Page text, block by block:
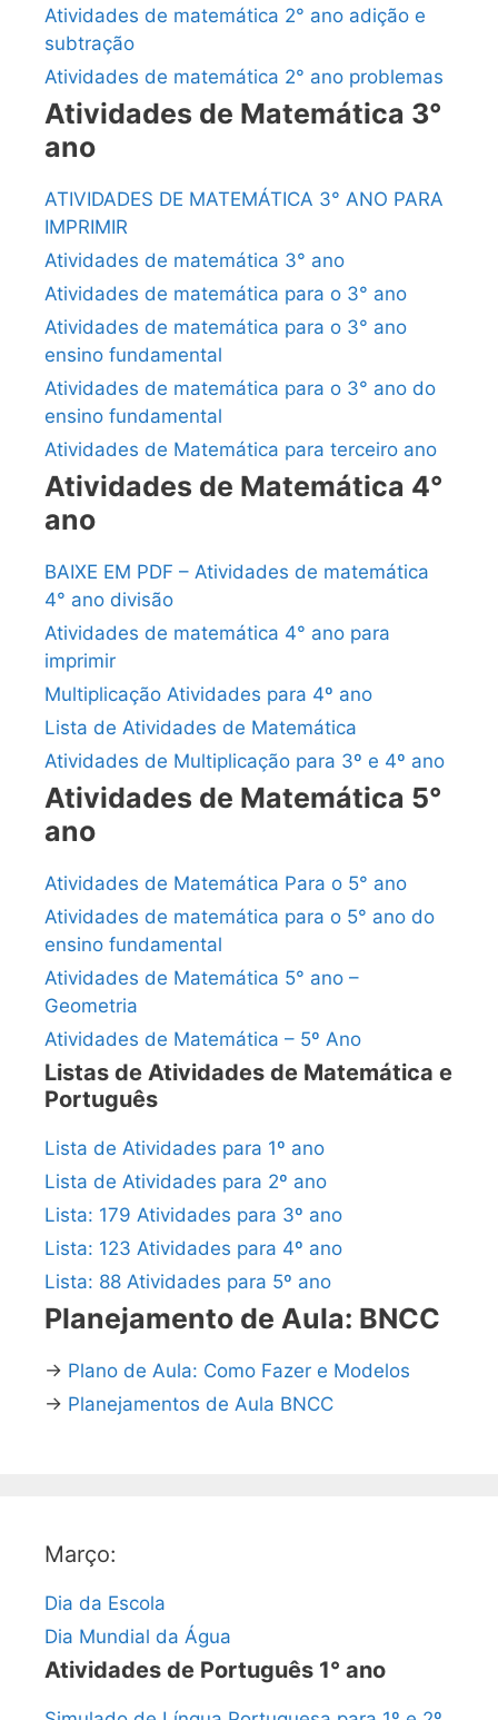
Atividades de matemática 2° ano adição e
subtração
Atividades de matemática 2° ano problemas
Atividades de Matemática 3°
ano
ATIVIDADES DE MATEMÁTICA 3° ANO PARA
IMPRIMIR
Atividades de matemática 3° ano
Atividades de matemática para o 3° ano
Atividades de matemática para o 3° ano
ensino fundamental
Atividades de matemática para o 3° ano do
ensino fundamental
Atividades de Matemática para terceiro ano
Atividades de Matemática 4°
ano
BAIXE EM PDF – Atividades de matemática
4° ano divisão
Atividades de matemática 4° ano para
imprimir
Multiplicação Atividades para 4º ano
Lista de Atividades de Matemática
Atividades de Multiplicação para 3º e 4º ano
Atividades de Matemática 5°
ano
Atividades de Matemática Para o 5° ano
Atividades de matemática para o 5° ano do
ensino fundamental
Atividades de Matemática 5° ano –
Geometria
Atividades de Matemática – 5º Ano
Listas de Atividades de Matemática e
Português
Lista de Atividades para 1º ano
Lista de Atividades para 2º ano
Lista: 179 Atividades para 3º ano
Lista: 123 Atividades para 4º ano
Lista: 88 Atividades para 5º ano
Planejamento de Aula: BNCC
→ Plano de Aula: Como Fazer e Modelos
→ Planejamentos de Aula BNCC
Março:
Dia da Escola
Dia Mundial da Água
Atividades de Português 1° ano